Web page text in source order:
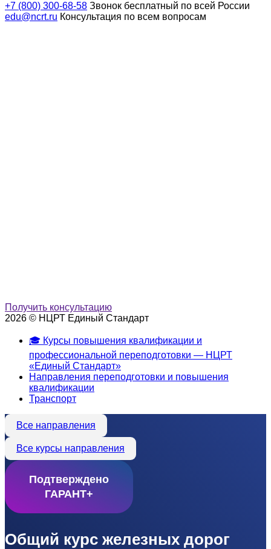
+7 (800) 300-68-58 Звонок бесплатный по всей России
edu@ncrt.ru Консультация по всем вопросам
Получить консультацию
2026 © НЦРТ Единый Стандарт
🎓 Курсы повышения квалификации и
профессиональной переподготовки — НЦРТ
«Единый Стандарт»
Направления переподготовки и повышения
квалификации
Транспорт
Все направления
Все курсы направления
Общий курс железных дорог
Подтверждено
ГАРАНТ+